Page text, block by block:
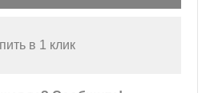
в 1 клик